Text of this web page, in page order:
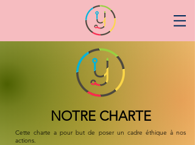
Cette charte a pour but de poser un cadre éthique à nos
actions.
NOTRE CHARTE